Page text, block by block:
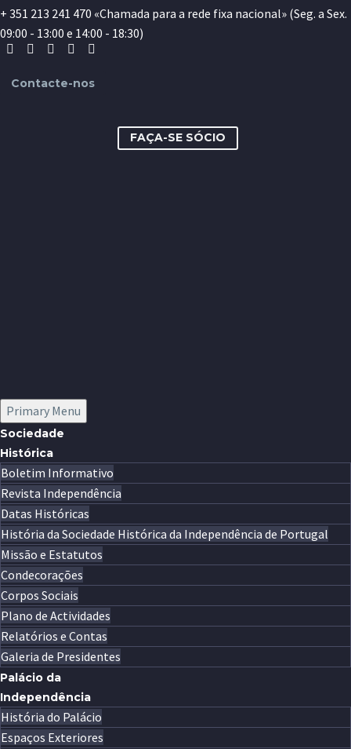
+ 351 213 241 470 «Chamada para a rede fixa nacional» (Seg. a Sex.
09:00 - 13:00 e 14:00 - 18:30)
Contacte-nos
FAÇA-SE SÓCIO
Primary Menu
Sociedade
Histórica
Boletim Informativo
Revista Independência
Datas Históricas
História da Sociedade Histórica da Independência de Portugal
Missão e Estatutos
Condecorações
Corpos Sociais
Plano de Actividades
Relatórios e Contas
Galeria de Presidentes
Palácio da
Independência
História do Palácio
Espaços Exteriores